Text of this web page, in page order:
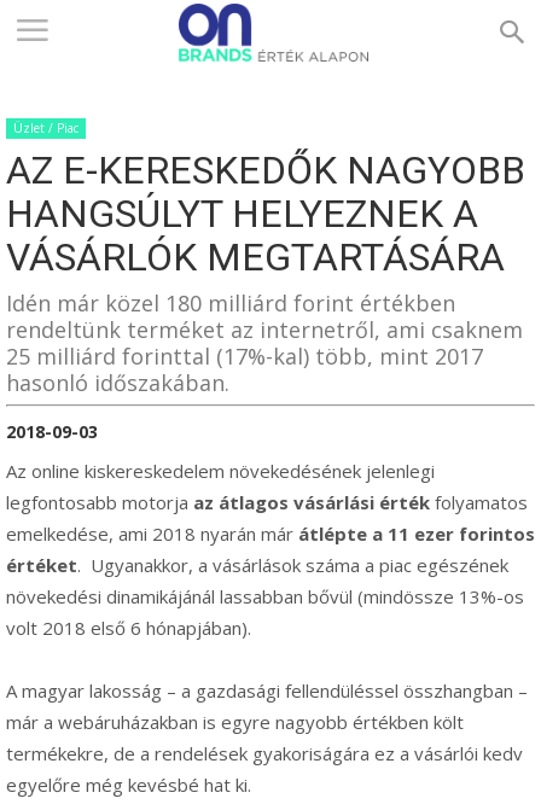
ONBRANDS
–
ÉRTÉK
ALAPON
Üzlet / Piac
AZ E-KERESKEDŐK NAGYOBB
HANGSÚLYT HELYEZNEK A
VÁSÁRLÓK MEGTARTÁSÁRA
Idén már közel 180 milliárd forint értékben
rendeltünk terméket az internetről, ami csaknem
25 milliárd forinttal (17%-kal) több, mint 2017
hasonló időszakában.
2018-09-03
Az online kiskereskedelem növekedésének jelenlegi
legfontosabb motorja az átlagos vásárlási érték folyamatos
emelkedése, ami 2018 nyarán már átlépte a 11 ezer forintos
értéket. Ugyanakkor, a vásárlások száma a piac egészének
növekedési dinamikájánál lassabban bővül (mindössze 13%-os
volt 2018 első 6 hónapjában).
A magyar lakosság – a gazdasági fellendüléssel összhangban –
már a webáruházakban is egyre nagyobb értékben költ
termékekre, de a rendelések gyakoriságára ez a vásárlói kedv
egyelőre még kevésbé hat ki.